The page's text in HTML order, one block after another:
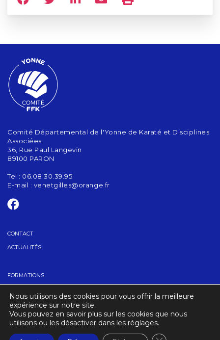
Comité Départemental de l'Yonne de Karaté et Disciplines
Associées
36, Rue Paul Langevin
89100 PARON
Tel : 06.08.30.39.95
E-mail : venetgilles@orange.fr
CONTACT
ACTUALITÉS
FORMATIONS
TROUVER UN CLUB
CRÉDITS MENTIONS LÉGALES
Nous utilisons des cookies pour vous offrir la meilleure
expérience sur notre site.
Vous pouvez en savoir plus sur les cookies que nous
utilisons ou les désactiver dans les réglages.